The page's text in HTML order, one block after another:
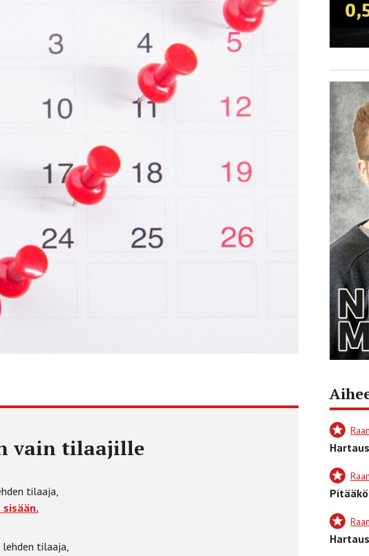
vain tilaajille
tilaaja,
sisään.
tilaaja,